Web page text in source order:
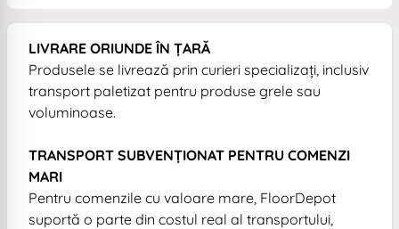
LIVRARE ORIUNDE ÎN ȚARĂ
Produsele se livrează prin curieri specializați, inclusiv
transport paletizat pentru produse grele sau
voluminoase.
TRANSPORT SUBVENȚIONAT PENTRU COMENZI
MARI
Pentru comenzile cu valoare mare, FloorDepot
suportă o parte din costul real al transportului,